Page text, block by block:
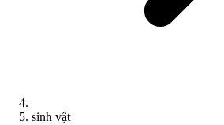
sinh vật